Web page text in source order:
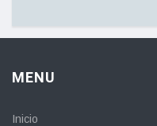
MENU
Inicio